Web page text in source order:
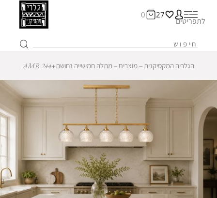
27
0
לתפריטים
הגלריה המקסיקנית ‒מוצרים ‒מתלה חמישייה נחושת+AMR 244